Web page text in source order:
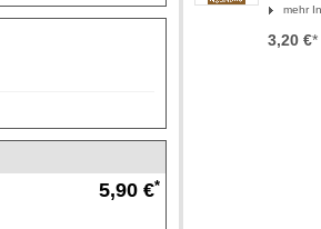
mehr
3,20 €*
5,90 €*